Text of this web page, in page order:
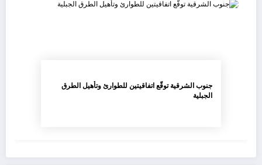
جنوب الشرقية توقّع اتفاقيتين للطوارئ وتأهيل الطرق
الجبلية